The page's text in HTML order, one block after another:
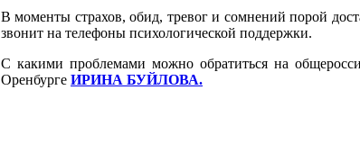
В моменты страхов, обид, тревог и сомнений порой
звонит на телефоны психологической поддержки.
С какими проблемами можно обратиться на
Оренбурге ИРИНА БУЙЛОВА.